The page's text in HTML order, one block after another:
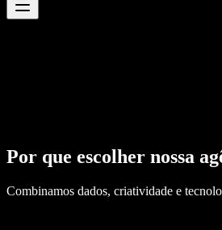
Por que escolher nossa
Combinamos dados, criatividade e